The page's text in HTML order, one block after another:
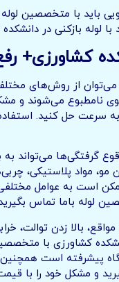
باید با متخصصین
با لوله بازکنی در
کشاورزی+
از روش‌های
نامطبوع می‌شوند و
سرعت حل کنید.
گرفتگی‌ها می‌تواند
مو، مواد پلاستیکی،
است به عوامل مختلفی
لوله باما تماس
مواقع، بالا زدن
کشاورزی با
پیشرفته است
و مشکل خود را با